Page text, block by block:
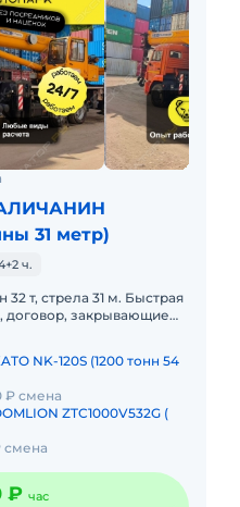
31 метр)
ч.
т, стрела 31 м. Быстрая
договор, закрывающие
NK-120S (1200 тонн 54
₽ смена
ZTC1000V532G (
смена
₽ час